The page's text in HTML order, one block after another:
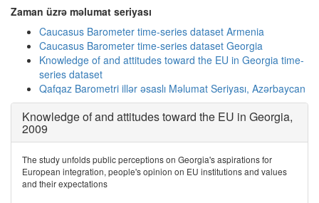
Zaman üzrə məlumat seriyası
Caucasus Barometer time-series dataset Armenia
Caucasus Barometer time-series dataset Georgia
Knowledge of and attitudes toward the EU in Georgia time-
series dataset
Qafqaz Barometri illər əsaslı Məlumat Seriyası, Azərbaycan
Knowledge of and attitudes toward the EU in Georgia,
2009
The study unfolds public perceptions on Georgia's aspirations for
European integration, people's opinion on EU institutions and values
and their expectations